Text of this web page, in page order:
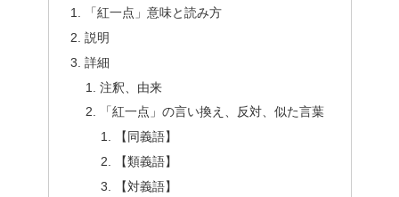
「紅一点」意味と読み方
説明
詳細
注釈、由来
「紅一点」の言い換え、反対、似た言葉
【同義語】
【類義語】
【対義語】